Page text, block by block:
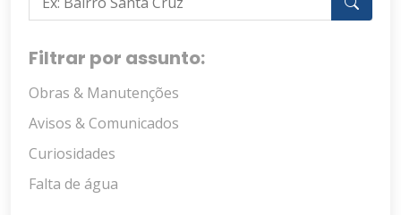
Filtrar por assunto:
Obras & Manutenções
Avisos & Comunicados
Curiosidades
Falta de água